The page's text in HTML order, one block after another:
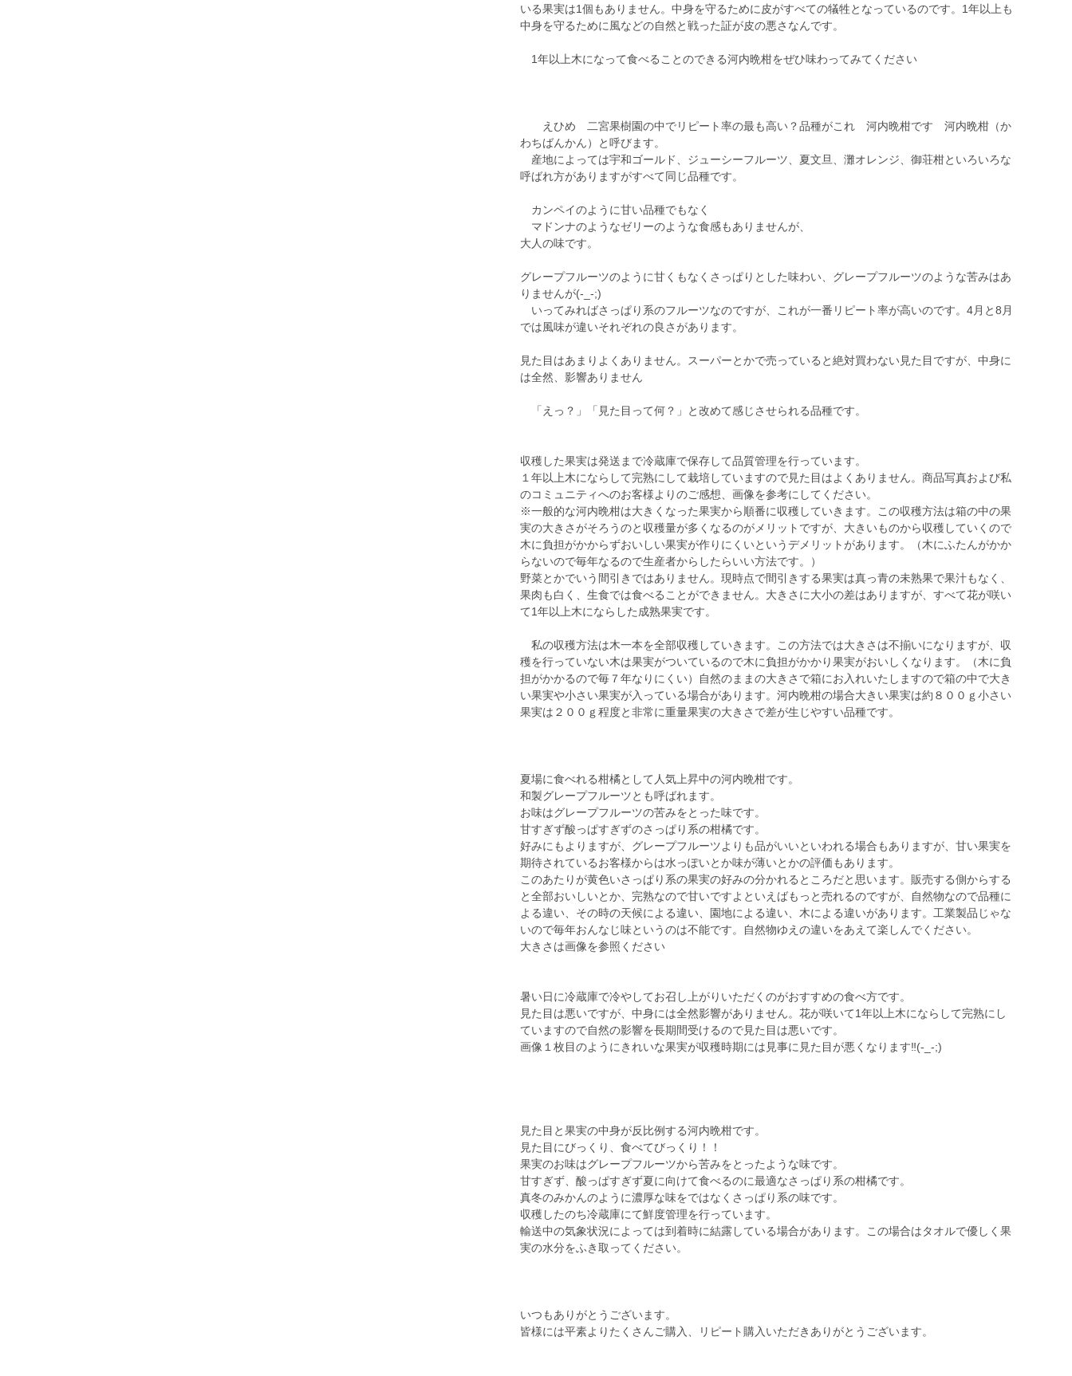
いる果実は1個もありません。中身を守るために皮がすべての犠牲となっているのです。1年以上も
中身を守るために風などの自然と戦った証が皮の悪さなんです。
1年以上木になって食べることのできる河内晩柑をぜひ味わってみてください
えひめ 二宮果樹園の中でリピート率の最も高い？品種がこれ 河内晩柑です 河内晩柑（か
わちばんかん）と呼びます。
産地によっては宇和ゴールド、ジューシーフルーツ、夏文旦、灘オレンジ、御荘柑といろいろな
呼ばれ方がありますがすべて同じ品種です。
カンペイのように甘い品種でもなく
マドンナのようなゼリーのような食感もありませんが、
大人の味です。
グレープフルーツのように甘くもなくさっぱりとした味わい、グレープフルーツのような苦みはあ
りませんが(-_-;)
いってみればさっぱり系のフルーツなのですが、これが一番リピート率が高いのです。4月と8月
では風味が違いそれぞれの良さがあります。
見た目はあまりよくありません。スーパーとかで売っていると絶対買わない見た目ですが、中身に
は全然、影響ありません
「えっ？」「見た目って何？」と改めて感じさせられる品種です。
収穫した果実は発送まで冷蔵庫で保存して品質管理を行っています。
１年以上木にならして完熟にして栽培していますので見た目はよくありません。商品写真および私
のコミュニティへのお客様よりのご感想、画像を参考にしてください。
※一般的な河内晩柑は大きくなった果実から順番に収穫していきます。この収穫方法は箱の中の果
実の大きさがそろうのと収穫量が多くなるのがメリットですが、大きいものから収穫していくので
木に負担がかからずおいしい果実が作りにくいというデメリットがあります。（木にふたんがかか
らないので毎年なるので生産者からしたらいい方法です。）
野菜とかでいう間引きではありません。現時点で間引きする果実は真っ青の未熟果で果汁もなく、
果肉も白く、生食では食べることができません。大きさに大小の差はありますが、すべて花が咲い
て1年以上木にならした成熟果実です。
私の収穫方法は木一本を全部収穫していきます。この方法では大きさは不揃いになりますが、収
穫を行っていない木は果実がついているので木に負担がかかり果実がおいしくなります。（木に負
担がかかるので毎７年なりにくい）自然のままの大きさで箱にお入れいたしますので箱の中で大き
い果実や小さい果実が入っている場合があります。河内晩柑の場合大きい果実は約８００ｇ小さい
果実は２００ｇ程度と非常に重量果実の大きさで差が生じやすい品種です。
夏場に食べれる柑橘として人気上昇中の河内晩柑です。
和製グレープフルーツとも呼ばれます。
お味はグレープフルーツの苦みをとった味です。
甘すぎず酸っぱすぎずのさっぱり系の柑橘です。
好みにもよりますが、グレープフルーツよりも品がいいといわれる場合もありますが、甘い果実を
期待されているお客様からは水っぽいとか味が薄いとかの評価もあります。
このあたりが黄色いさっぱり系の果実の好みの分かれるところだと思います。販売する側からする
と全部おいしいとか、完熟なので甘いですよといえばもっと売れるのですが、自然物なので品種に
よる違い、その時の天候による違い、園地による違い、木による違いがあります。工業製品じゃな
いので毎年おんなじ味というのは不能です。自然物ゆえの違いをあえて楽しんでください。
大きさは画像を参照ください
暑い日に冷蔵庫で冷やしてお召し上がりいただくのがおすすめの食べ方です。
見た目は悪いですが、中身には全然影響がありません。花が咲いて1年以上木にならして完熟にし
ていますので自然の影響を長期間受けるので見た目は悪いです。
画像１枚目のようにきれいな果実が収穫時期には見事に見た目が悪くなります‼️(-_-;)
見た目と果実の中身が反比例する河内晩柑です。
見た目にびっくり、食べてびっくり！！
果実のお味はグレープフルーツから苦みをとったような味です。
甘すぎず、酸っぱすぎず夏に向けて食べるのに最適なさっぱり系の柑橘です。
真冬のみかんのように濃厚な味をではなくさっぱり系の味です。
収穫したのち冷蔵庫にて鮮度管理を行っています。
輸送中の気象状況によっては到着時に結露している場合があります。この場合はタオルで優しく果
実の水分をふき取ってください。
いつもありがとうございます。
皆様には平素よりたくさんご購入、リピート購入いただきありがとうございます。